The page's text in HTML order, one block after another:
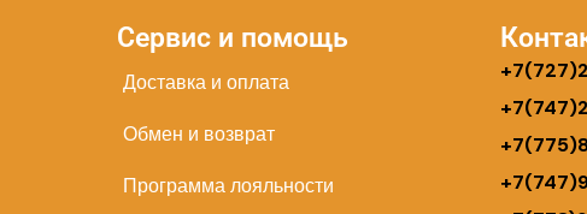
Сервис и помощь
Доставка и оплата
Обмен и возврат
Программа лояльности
+